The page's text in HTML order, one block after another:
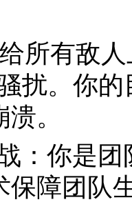
所有敌
扰。你
。
：你是
保障团队